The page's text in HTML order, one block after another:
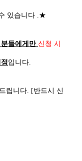
있습니다 .★
들에게만 신청 시
입니다.
립니다. [반드시 신